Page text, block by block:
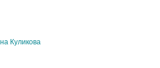
Куликова